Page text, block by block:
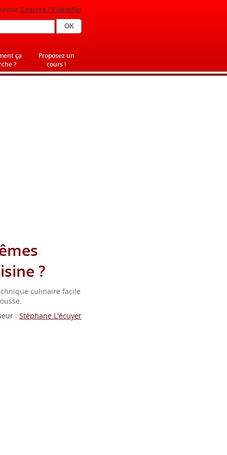
S'inscrire / S'identifier
ça
?
Proposez un
cours !
?
culinaire facile
: Stéphane L'écuyer